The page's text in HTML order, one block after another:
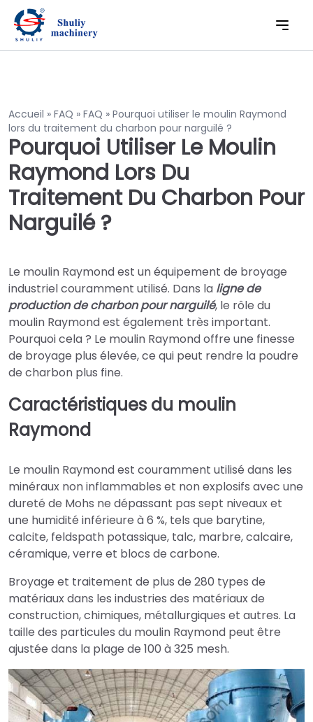
Accueil » FAQ » FAQ » Pourquoi utiliser le moulin Raymond
lors du traitement du charbon pour narguilé ?
Pourquoi Utiliser Le Moulin
Raymond Lors Du
Traitement Du Charbon Pour
Narguilé ?
Le moulin Raymond est un équipement de broyage
industriel couramment utilisé. Dans la ligne de
production de charbon pour narguilé, le rôle du
moulin Raymond est également très important.
Pourquoi cela ? Le moulin Raymond offre une finesse
de broyage plus élevée, ce qui peut rendre la poudre
de charbon plus fine.
Caractéristiques du moulin
Raymond
Le moulin Raymond est couramment utilisé dans les
minéraux non inflammables et non explosifs avec une
dureté de Mohs ne dépassant pas sept niveaux et
une humidité inférieure à 6 %, tels que barytine,
calcite, feldspath potassique, talc, marbre, calcaire,
céramique, verre et blocs de carbone.
Broyage et traitement de plus de 280 types de
matériaux dans les industries des matériaux de
construction, chimiques, métallurgiques et autres. La
taille des particules du moulin Raymond peut être
ajustée dans la plage de 100 à 325 mesh.